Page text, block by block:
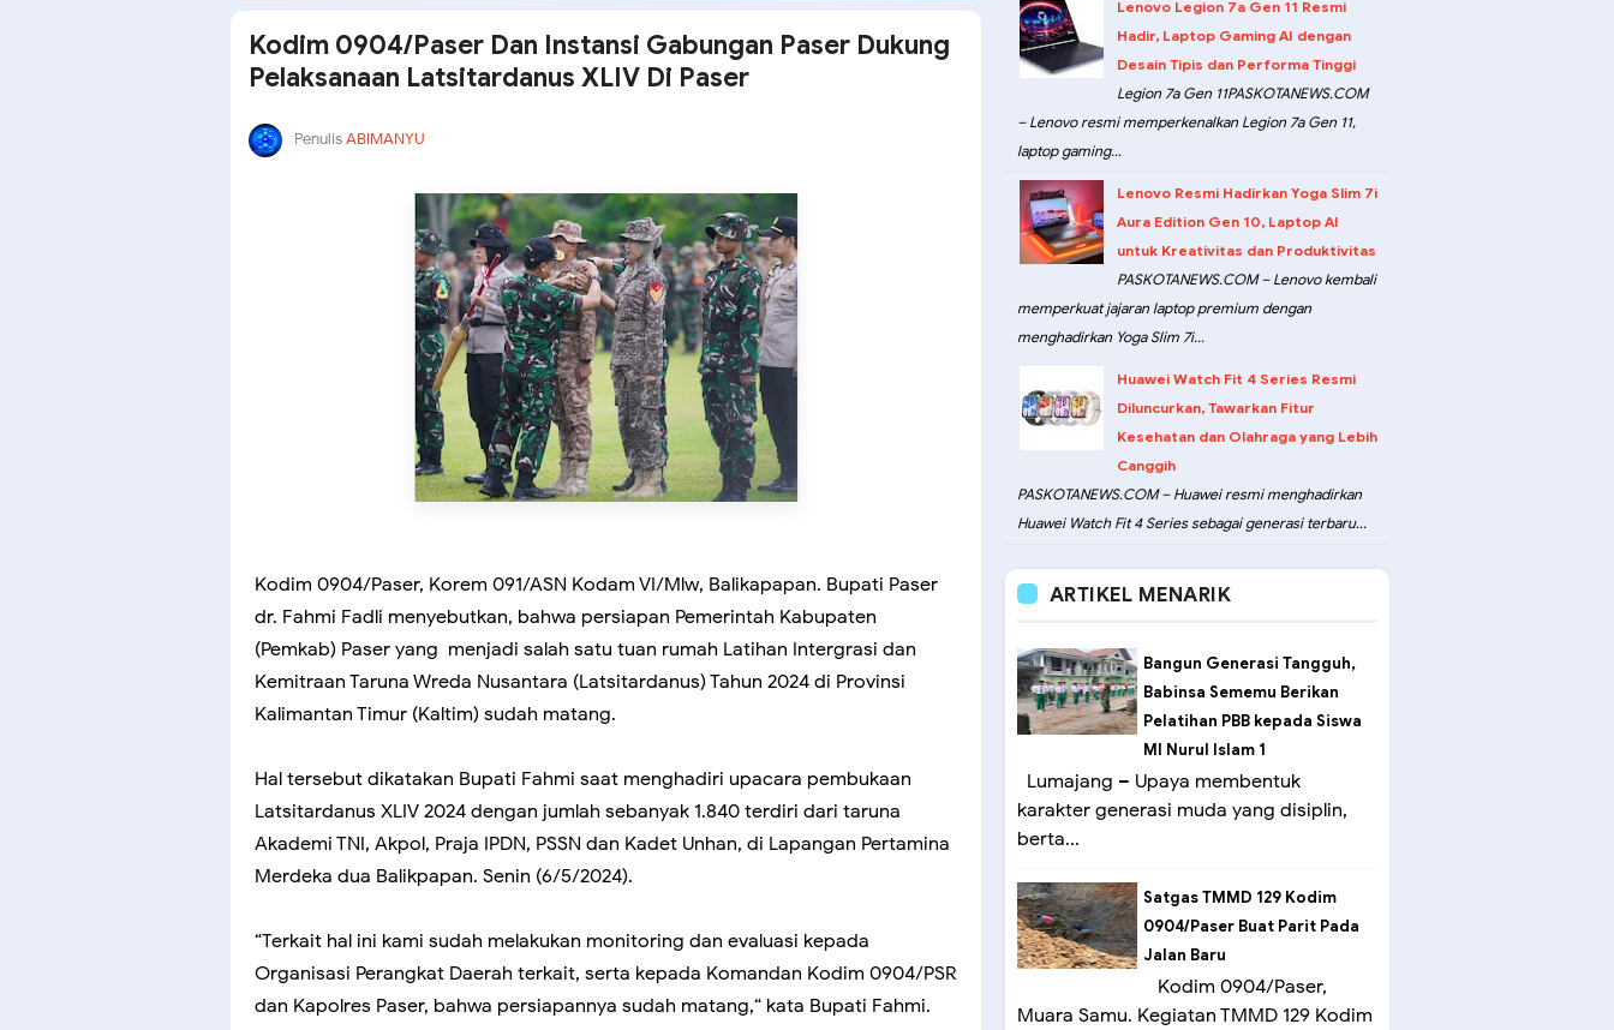
Kodim 0904/Paser Dan Instansi Gabungan Paser Dukung
Pelaksanaan Latsitardanus XLIV Di Paser
PenulisABIMANYU
Kodim 0904/Paser, Korem 091/ASN Kodam VI/Mlw, Balikapapan. Bupati Paser
dr. Fahmi Fadli menyebutkan, bahwa persiapan Pemerintah Kabupaten
(Pemkab) Paser yang menjadi salah satu tuan rumah Latihan Intergrasi dan
Kemitraan Taruna Wreda Nusantara (Latsitardanus) Tahun 2024 di Provinsi
Kalimantan Timur (Kaltim) sudah matang.
Hal tersebut dikatakan Bupati Fahmi saat menghadiri upacara pembukaan
Latsitardanus XLIV 2024 dengan jumlah sebanyak 1.840 terdiri dari taruna
Akademi TNI, Akpol, Praja IPDN, PSSN dan Kadet Unhan, di Lapangan Pertamina
Merdeka dua Balikpapan. Senin (6/5/2024).
“Terkait hal ini kami sudah melakukan monitoring dan evaluasi kepada
Organisasi Perangkat Daerah terkait, serta kepada Komandan Kodim 0904/PSR
dan Kapolres Paser, bahwa persiapannya sudah matang,“ kata Bupati Fahmi.
Lenovo Legion 7a Gen 11 Resmi
Hadir, Laptop Gaming AI dengan
Desain Tipis dan Performa Tinggi
Legion 7a Gen 11PASKOTANEWS.COM
– Lenovo resmi memperkenalkan Legion 7a Gen 11,
laptop gaming...
Lenovo Resmi Hadirkan Yoga Slim 7i
Aura Edition Gen 10, Laptop AI
untuk Kreativitas dan Produktivitas
PASKOTANEWS.COM – Lenovo kembali
memperkuat jajaran laptop premium dengan
menghadirkan Yoga Slim 7i...
Huawei Watch Fit 4 Series Resmi
Diluncurkan, Tawarkan Fitur
Kesehatan dan Olahraga yang Lebih
Canggih
PASKOTANEWS.COM – Huawei resmi menghadirkan
Huawei Watch Fit 4 Series sebagai generasi terbaru...
ARTIKEL MENARIK
Bangun Generasi Tangguh,
Babinsa Sememu Berikan
Pelatihan PBB kepada Siswa
MI Nurul Islam 1
Lumajang – Upaya membentuk
karakter generasi muda yang disiplin,
berta...
Satgas TMMD 129 Kodim
0904/Paser Buat Parit Pada
Jalan Baru
Kodim 0904/Paser,
Muara Samu. Kegiatan TMMD 129 Kodim